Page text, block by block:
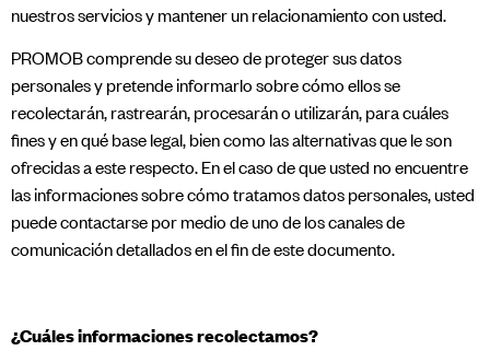
nuestros servicios y mantener un relacionamiento con usted.
PROMOB comprende su deseo de proteger sus datos
personales y pretende informarlo sobre cómo ellos se
recolectarán, rastrearán, procesarán o utilizarán, para cuáles
fines y en qué base legal, bien como las alternativas que le son
ofrecidas a este respecto. En el caso de que usted no encuentre
las informaciones sobre cómo tratamos datos personales, usted
puede contactarse por medio de uno de los canales de
comunicación detallados en el fin de este documento.
¿Cuáles informaciones recolectamos?